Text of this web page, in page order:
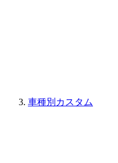
車種別カスタム